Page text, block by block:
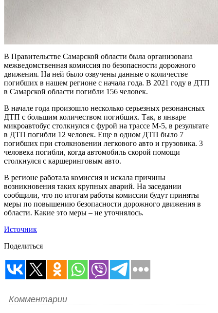
В Правительстве Самарской области была организована
межведомственная комиссия по безопасности дорожного
движения. На ней было озвучены данные о количестве
погибших в нашем регионе с начала года. В 2021 году в ДТП
в Самарской области погибли 156 человек.
В начале года произошло несколько серьезных резонансных
ДТП с большим количеством погибших. Так, в январе
микроавтобус столкнулся с фурой на трассе М-5, в результате
в ДТП погибли 12 человек. Еще в одном ДТП было 7
погибших при столкновении легкового авто и грузовика. 3
человека погибли, когда автомобиль скорой помощи
столкнулся с каршеринговым авто.
В регионе работала комиссия и искала причины
возникновения таких крупных аварий. На заседании
сообщили, что по итогам работы комиссии будут приняты
меры по повышению безопасности дорожного движения в
области. Какие это меры – не уточнялось.
Источник
Поделиться
Комментарии